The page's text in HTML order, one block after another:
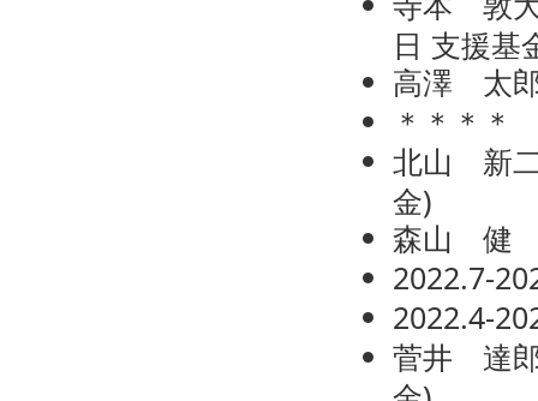
日 支援基
高澤 太
＊＊＊＊
北山 新
金)
森山 健
2022.7-
2022.4-
菅井 達